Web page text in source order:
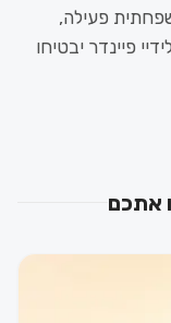
פעילה,
פיינדר יבטיחו
אתכם